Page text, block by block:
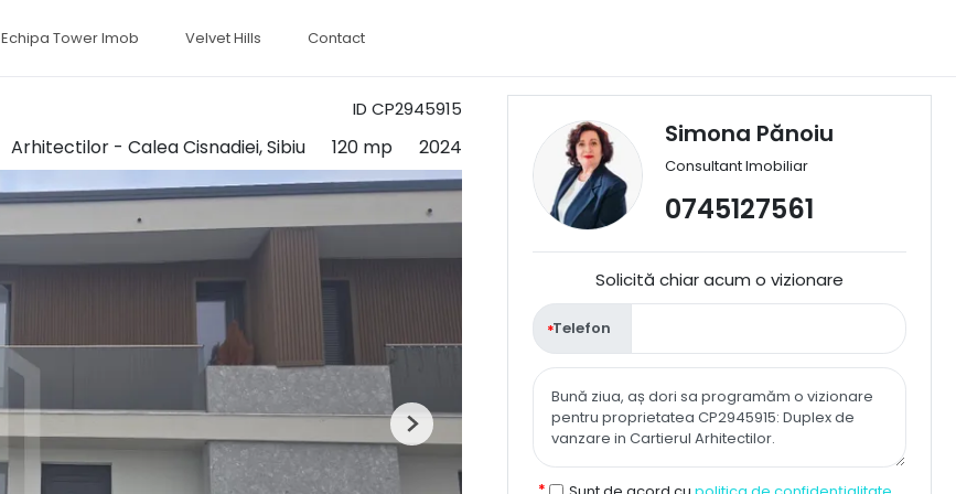
Echipa Tower Imob Velvet Hills Contact
ID CP2945915
Arhitectilor - Calea Cisnadiei, Sibiu 120 mp 2024
Next
Simona Pănoiu
Consultant Imobiliar
0745127561
Solicită chiar acum o vizionare
Telefon